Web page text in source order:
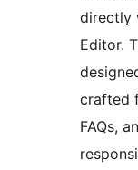
directly
Editor.
crafted
FAQs,